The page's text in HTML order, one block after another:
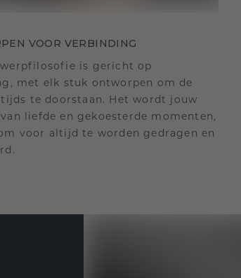
VOOR VERBINDING
is gericht op
met elk stuk ontworpen om de
te doorstaan. Het wordt jouw
liefde en gekoesterde momenten,
voor altijd te worden gedragen en